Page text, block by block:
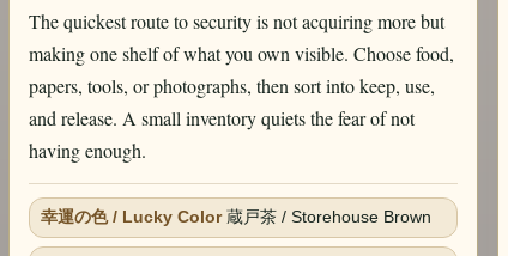
The quickest route to security is not acquiring more but
making one shelf of what you own visible. Choose food,
papers, tools, or photographs, then sort into keep, use,
and release. A small inventory quiets the fear of not
having enough.
幸運の色 / Lucky Color蔵戸茶 / Storehouse Brown